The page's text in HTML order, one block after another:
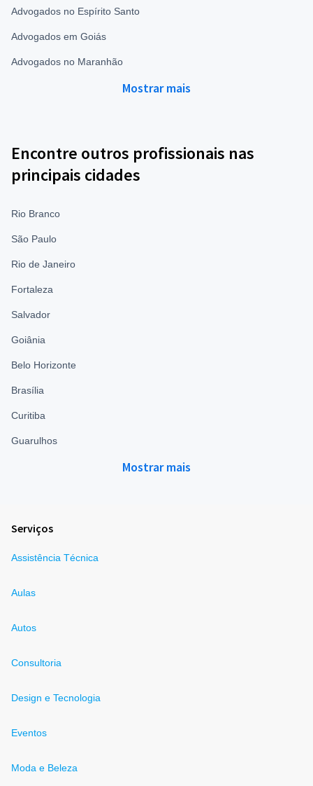
Advogados no Espírito Santo
Advogados em Goiás
Advogados no Maranhão
Mostrar mais
Encontre outros profissionais nas
principais cidades
Rio Branco
São Paulo
Rio de Janeiro
Fortaleza
Salvador
Goiânia
Belo Horizonte
Brasília
Curitiba
Guarulhos
Mostrar mais
Serviços
Assistência Técnica
Aulas
Autos
Consultoria
Design e Tecnologia
Eventos
Moda e Beleza